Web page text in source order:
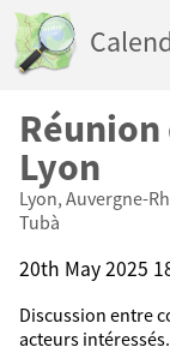
Lyon
Lyon, Auvergne-
Tubà
20th May 2025
Discussion entre
acteurs intéressés.